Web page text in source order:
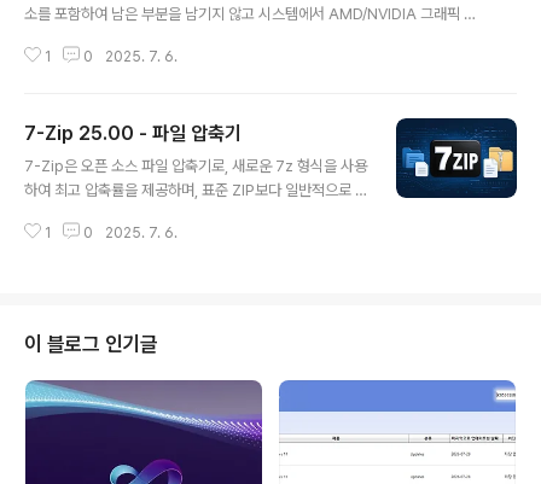
소를 포함하여 남은 부분을 남기지 않고 시스템에서 AMD/NVIDIA 그래픽 카
티입니다. AMD/NVIDIA 비디오 드라이버는 일반적으로 Windows 제어판에
야 할 때 사용하도록 설계되었습니다. 권장 사용법: -DDU는 드라이버 제거/설
치에 문제가 있거나 GPU 브랜드를 변경할 때 사용해야 합니다.-DDU는 수행
중인 작업을 모르는 경우 새 드라이버를 설치할 때마다 사용해서는 ..
1 0 2025. 7. 6.
7-Zip 25.00 - 파일 압축기
7-Zip은 오픈 소스 파일 압축기로, 새로운 7z 형식을 사용
하여 최고 압축률을 제공하며, 표준 ZIP보다 일반적으로 3
서버 로그 파일의 파일 크기가 18MB였지만, 7-Zip을 사
인기 있는 아카이브 파일에 사용할 수 있습니다. 이 프로그
램은 기본적인 파일 탐색기 인터페이스를 제공하며 Wind
ows 마우스 오른쪽 버튼 메뉴에도 통합됩니다. 지원되는
모든 형식과 연결할 수 있으며 명령줄 지원도 제공합니다.
7-Zip의 주요 기능:LZMA 압..
1 0 2025. 7. 6.
이 블로그 인기글